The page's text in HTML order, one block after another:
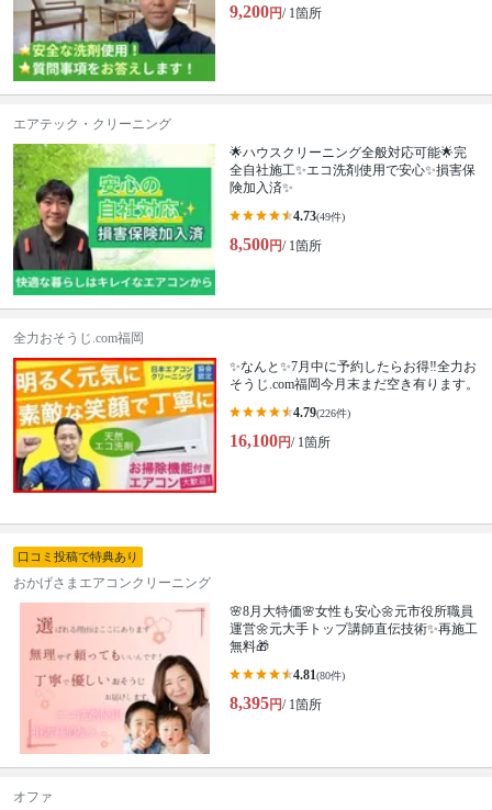
9,200円/ 1箇所
エアテック・クリーニング
🌟ハウスクリーニング全般対応可能🌟完
全自社施工✨エコ洗剤使用で安心✨損害保
険加入済✨
4.73(49件)
8,500円/ 1箇所
全力おそうじ.com福岡
✨なんと✨7月中に予約したらお得‼️全力お
そうじ.com福岡今月末まだ空き有ります。
4.79(226件)
16,100円/ 1箇所
口コミ投稿で特典あり
おかげさまエアコンクリーニング
🌸8月大特価🌸女性も安心🌼元市役所職員
運営🌼元大手トップ講師直伝技術✨再施工
無料🎁
4.81(80件)
8,395円/ 1箇所
オファ